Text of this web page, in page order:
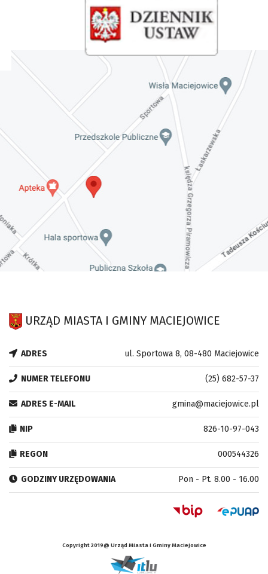
Kościuszkowski
Zaproszenie na spotkanie informacyjne 28.09.2021
Invalid date
ZAPROSZENIE NA XXIX Konkurs Kapel
i Śpiewaków Ludowych Regionów
Nadwiślańskich
URZĄD MIASTA I GMINY MACIEJOWICE
ADRES ul. Sportowa 8, 08-480 Maciejowice
NUMER TELEFONU (25) 682-57-37
ADRES E-MAIL gmina@maciejowice.pl
NIP 826-10-97-043
REGON 000544326
GODZINY URZĘDOWANIA Pon - Pt. 8.00 - 16.00
Copyright 2019@ Urząd Miasta i Gminy Maciejowice